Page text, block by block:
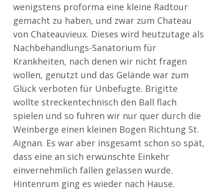
wenigstens proforma eine kleine Radtour
gemacht zu haben, und zwar zum Chateau
von Chateauvieux. Dieses wird heutzutage als
Nachbehandlungs-Sanatorium für
Krankheiten, nach denen wir nicht fragen
wollen, genutzt und das Gelände war zum
Glück verboten für Unbefugte. Brigitte
wollte streckentechnisch den Ball flach
spielen und so fuhren wir nur quer durch die
Weinberge einen kleinen Bogen Richtung St.
Aignan. Es war aber insgesamt schon so spät,
dass eine an sich erwünschte Einkehr
einvernehmlich fallen gelassen wurde.
Hintenrum ging es wieder nach Hause.